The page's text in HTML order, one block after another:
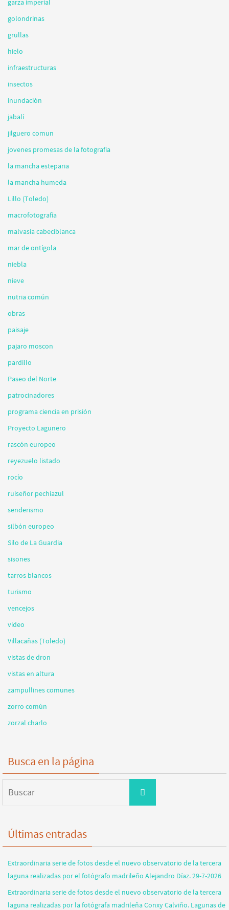
garza imperial
golondrinas
grullas
hielo
infraestructuras
insectos
inundación
jabalí
jilguero comun
jovenes promesas de la fotografia
la mancha esteparia
la mancha humeda
Lillo (Toledo)
macrofotografía
malvasia cabeciblanca
mar de ontígola
niebla
nieve
nutria común
obras
paisaje
pajaro moscon
pardillo
Paseo del Norte
patrocinadores
programa ciencia en prisión
Proyecto Lagunero
rascón europeo
reyezuelo listado
rocío
ruiseñor pechiazul
senderismo
silbón europeo
Silo de La Guardia
sisones
tarros blancos
turismo
vencejos
video
Villacañas (Toledo)
vistas de dron
vistas en altura
zampullines comunes
zorro común
zorzal charlo
Busca en la página
Buscar
Últimas entradas
Extraordinaria serie de fotos desde el nuevo observatorio de la tercera
laguna realizadas por el fotógrafo madrileño Alejandro Díaz. 29-7-2026
Extraordinaria serie de fotos desde el nuevo observatorio de la tercera
laguna realizadas por la fotógrafa madrileña Conxy Calviño. Lagunas de